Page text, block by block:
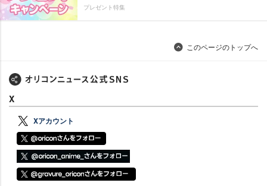
プレゼント特集
このページのトップへ
X
Xアカウント